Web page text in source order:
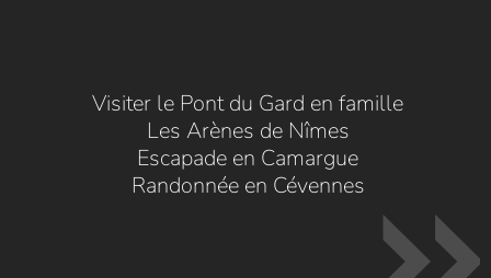
Visiter le Pont du Gard en famille
Les Arènes de Nîmes
Escapade en Camargue
Randonnée en Cévennes